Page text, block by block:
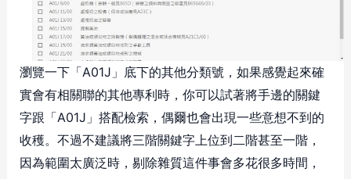
瀏覽一下「A01J」底下的其他分類號，如果感覺起來確
實會有相關聯的其他專利時，你可以試著將手邊的關鍵
字跟「A01J」搭配檢索，偶爾也會出現一些意想不到的
收穫。不過不建議將三階關鍵字上位到二階甚至一階，
因為範圍太廣泛時，剔除雜質這件事會多花很多時間，